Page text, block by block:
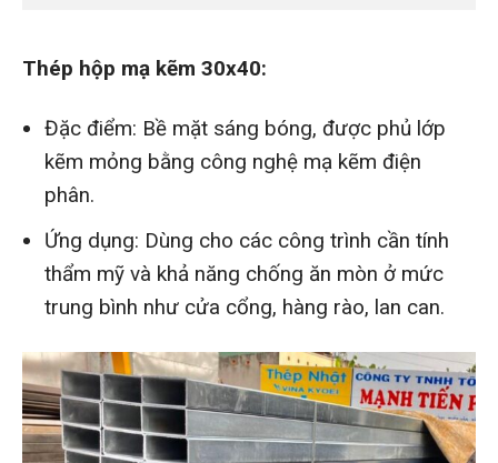
Thép hộp mạ kẽm 30x40:
Đặc điểm: Bề mặt sáng bóng, được phủ lớp
kẽm mỏng bằng công nghệ mạ kẽm điện
phân.
Ứng dụng: Dùng cho các công trình cần tính
thẩm mỹ và khả năng chống ăn mòn ở mức
trung bình như cửa cổng, hàng rào, lan can.